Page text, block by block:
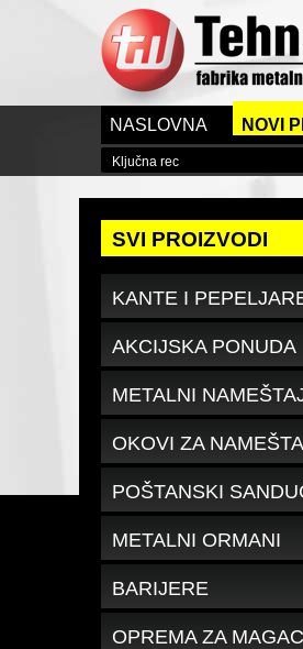
NASLOVNA NOVI
SVI PROIZVODI
KANTE I
AKCIJSKA PONUDA
METALNI
OKOVI ZA
POŠTANSKI
METALNI ORMANI
BARIJERE
OPREMA ZA